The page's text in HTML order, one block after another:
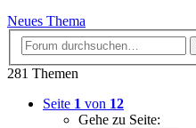
Neues Thema
281 Themen
Seite 1 von 12
Gehe zu Seite: